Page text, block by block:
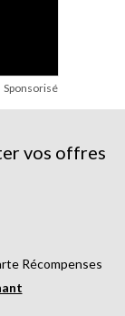
Sponsorisé
vos offres
Récompenses